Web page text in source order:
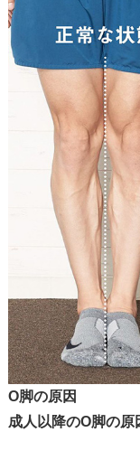
O脚の原因
成人以降のO脚の原